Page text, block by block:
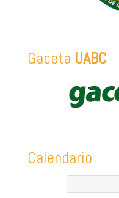
Gaceta UABC
Calendario